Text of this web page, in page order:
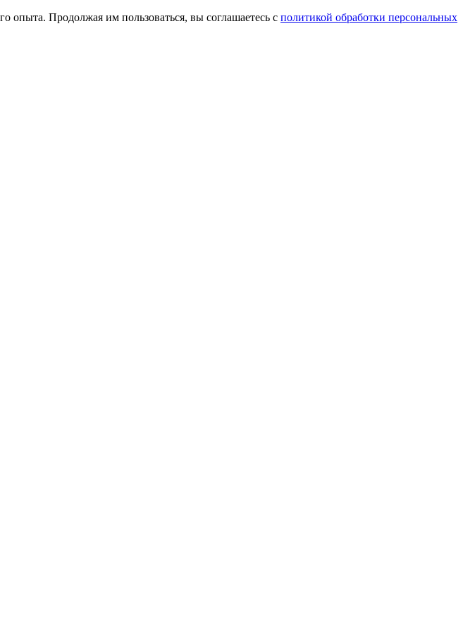
Продолжая им пользоваться, вы соглашаетесь с политикой обработки персональных